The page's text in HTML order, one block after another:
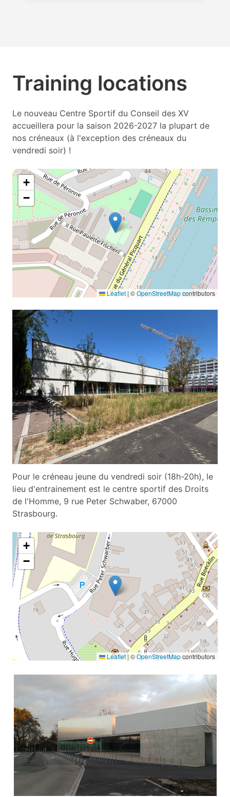
Training locations
Le nouveau Centre Sportif du Conseil des XV
accueillera pour la saison 2026-2027 la plupart de
nos créneaux (à l'exception des créneaux du
vendredi soir) !
+
−
Leaflet| ©OpenStreetMapcontributors
Pour le créneau jeune du vendredi soir (18h-20h), le
lieu d'entrainement est le centre sportif des Droits
de l'Homme, 9 rue Peter Schwaber, 67000
Strasbourg.
+
−
Leaflet| ©OpenStreetMapcontributors